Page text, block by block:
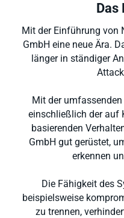
Das
Mit der Einführung von
GmbH eine neue Ära.
länger in ständiger
Mit der
einschließlich der auf
basierenden
GmbH gut gerüstet,
erkennen
Die Fähigkeit des
beispielsweise
zu trennen,